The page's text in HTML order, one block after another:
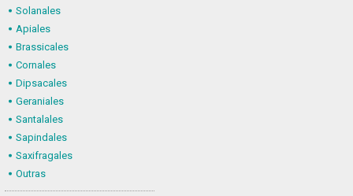
Solanales
Apiales
Brassicales
Cornales
Dipsacales
Geraniales
Santalales
Sapindales
Saxifragales
Outras